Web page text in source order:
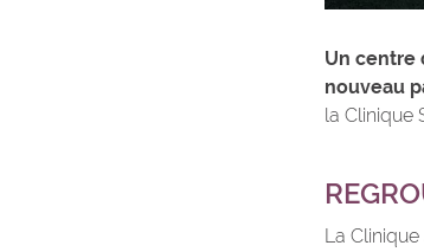
Un centre
nouveau
la Clinique
La